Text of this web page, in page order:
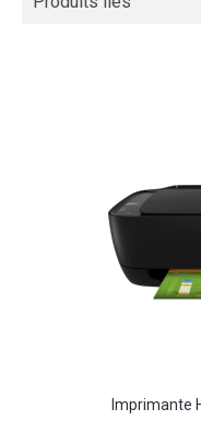
Imprimante